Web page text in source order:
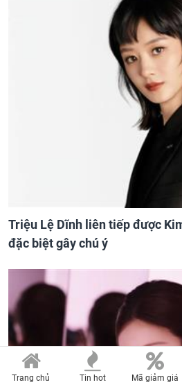
Triệu Lệ Dĩnh liên tiếp được
đặc biệt gây chú ý
Trang chủ Tin hot Mã giảm giá